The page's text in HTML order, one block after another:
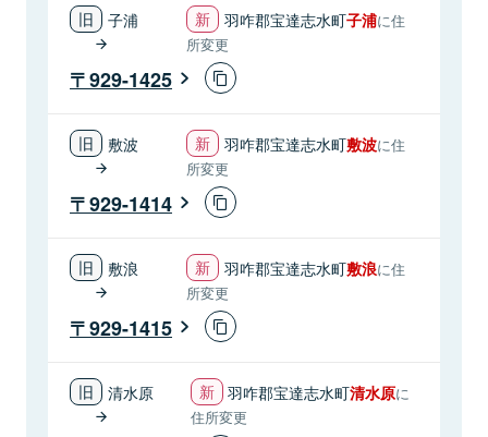
子浦 羽咋郡宝達志水町子浦に住
所変更
929-1425
敷波 羽咋郡宝達志水町敷波に住
所変更
929-1414
敷浪 羽咋郡宝達志水町敷浪に住
所変更
929-1415
清水原 羽咋郡宝達志水町清水原に
住所変更